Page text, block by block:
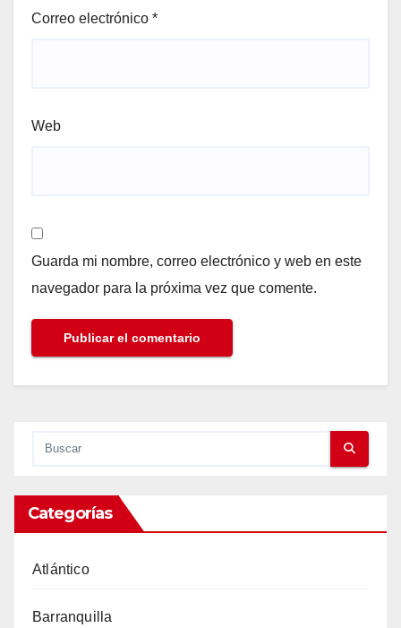
Correo electrónico *
Web
Guarda mi nombre, correo electrónico y web en este
navegador para la próxima vez que comente.
Categorías
Atlántico
Barranquilla